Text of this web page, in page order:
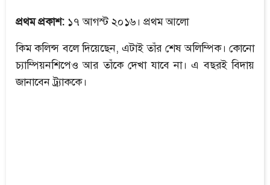
প্রথম প্রকাশ: ১৭ আগস্ট ২০১৬। প্রথম আলো
কিম কলিন্স বলে দিয়েছেন, এটাই তাঁর শেষ অলিম্পিক। কোনো
চ্যাম্পিয়নশিপেও আর তাঁকে দেখা যাবে না। এ বছরই বিদায়
জানাবেন ট্র্যাককে।